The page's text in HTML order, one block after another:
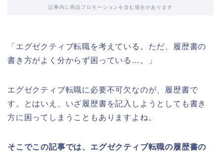
記事内に商品プロモーションを含む場合があります
「エグゼクティブ転職を考えている。ただ、履歴書の
書き方がよく分からず困っている…。」
エグゼクティブ転職に必要不可欠なのが、履歴書で
す。とはいえ、いざ履歴書を記入しようとしても書き
方に困ってしまうこともありますよね。
そこでこの記事では、エグゼクティブ転職の履歴書の